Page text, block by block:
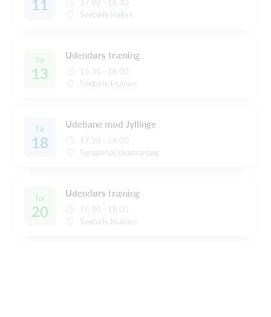
11
17:00 - 18:30
Svebølle Hallen
Tor
13
Udendørs træning
16:30 - 18:00
Svebølle klubhus
Tir
18
Udebane mod Jyllinge
17:30 - 19:00
Spraglehøj idrætsanlæg
Tor
20
Udendørs træning
16:30 - 18:00
Svebølle klubhus